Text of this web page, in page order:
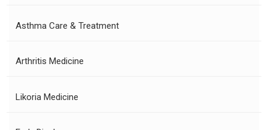
Asthma Care & Treatment
Arthritis Medicine
Likoria Medicine